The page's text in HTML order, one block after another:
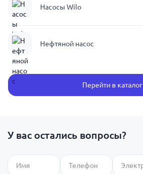
Насосы Wilo
Нефтяной насос
Перейти в каталог
У вас остались вопросы?